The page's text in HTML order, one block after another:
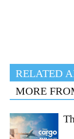
RELATED
MORE